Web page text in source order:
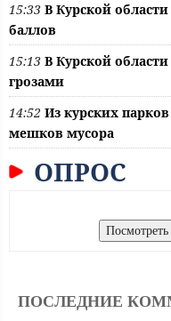
15:33 В Курской
баллов
15:13 В Курской
грозами
14:52 Из курских
мешков мусора
ОПРОС
ПОСЛЕДНИЕ